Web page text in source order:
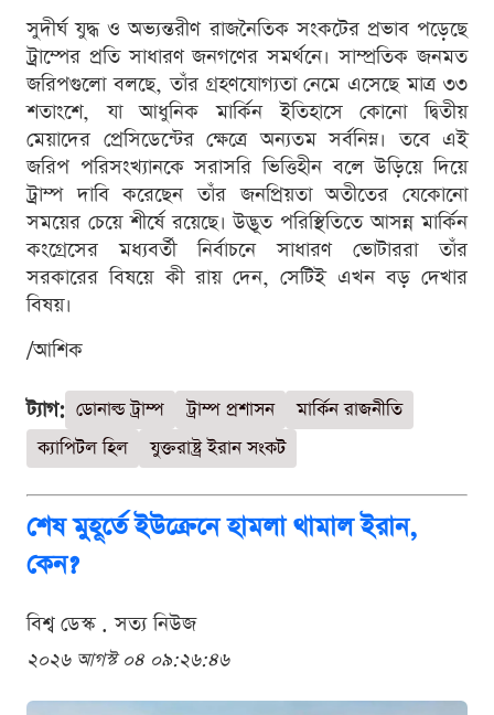
সুদীর্ঘ যুদ্ধ ও অভ্যন্তরীণ রাজনৈতিক সংকটের প্রভাব পড়েছে
ট্রাম্পের প্রতি সাধারণ জনগণের সমর্থনে। সাম্প্রতিক জনমত
জরিপগুলো বলছে, তাঁর গ্রহণযোগ্যতা নেমে এসেছে মাত্র ৩৩
শতাংশে, যা আধুনিক মার্কিন ইতিহাসে কোনো দ্বিতীয়
মেয়াদের প্রেসিডেন্টের ক্ষেত্রে অন্যতম সর্বনিম্ন। তবে এই
জরিপ পরিসংখ্যানকে সরাসরি ভিত্তিহীন বলে উড়িয়ে দিয়ে
ট্রাম্প দাবি করেছেন তাঁর জনপ্রিয়তা অতীতের যেকোনো
সময়ের চেয়ে শীর্ষে রয়েছে। উদ্ভূত পরিস্থিতিতে আসন্ন মার্কিন
কংগ্রেসের মধ্যবর্তী নির্বাচনে সাধারণ ভোটাররা তাঁর
সরকারের বিষয়ে কী রায় দেন, সেটিই এখন বড় দেখার
বিষয়।
/আশিক
ট্যাগ: ডোনাল্ড ট্রাম্প ট্রাম্প প্রশাসন
মার্কিন রাজনীতি
ক্যাপিটল হিল
যুক্তরাষ্ট্র ইরান সংকট
শেষ মুহূর্তে ইউক্রেনে হামলা থামাল ইরান,
কেন?
বিশ্ব ডেস্ক . সত্য নিউজ
২০২৬ আগস্ট ০৪ ০৯:২৬:৪৬